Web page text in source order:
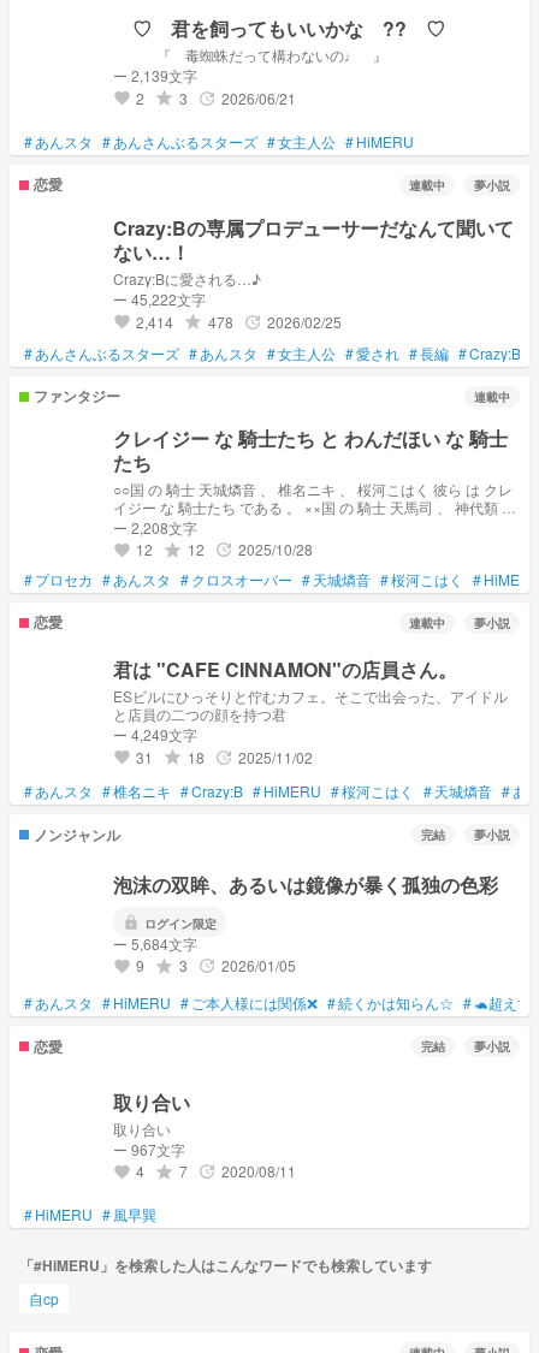
♡ 君を飼ってもいいかな ?? ♡
『 毒蜘蛛だって構わないの♩ 』
ー 2,139文字
favorite 2 grade 3 update 2026/06/21
#あんスタ #あんさんぶるスターズ #女主人公 #HiMERU
恋愛 連載中 夢小説
Crazy:Bの専属プロデューサーだなんて聞いて
ない…！
Crazy:Bに愛される…♪
ー 45,222文字
favorite 2,414 grade 478 update 2026/02/25
#あんさんぶるスターズ #あんスタ #女主人公 #愛され #長編 #Crazy:B
ファンタジー 連載中
クレイジー な 騎士たち と わんだほい な 騎士
たち
○○国 の 騎士 天城燐音 、 椎名ニキ 、 桜河こはく 彼ら は クレ
イジー な 騎士たち である 。 ××国 の 騎士 天馬司 、 神代類 、
鳳えむ 、 草薙寧々 、 HiMERU 、 彼ら は クレイジー とは 違
う 、 奇抜 な 騎士たち である 。 この 2つ の 騎士団 が いま
交わる ─── ※ 騎士パロ 初めてなので 暖かい 目 で みてくだ
さい ※ 相互フォロー の 「 チョコ 」様 から 頂いた クロスオ
ーバー の リクエスト です！
ー 2,208文字
favorite 12 grade 12 update 2025/10/28
#プロセカ #あんスタ #クロスオーバー #天城燐音 #桜河こはく #
恋愛 連載中 夢小説
君は "CAFE CINNAMON"の店員さん。
ESビルにひっそりと佇むカフェ。そこで出会った、アイドル
と店員の二つの顔を持つ君
ー 4,249文字
favorite 31 grade 18 update 2025/11/02
#あんスタ #椎名ニキ #Crazy:B #HiMERU #桜河こはく #天城燐音 #あ
ノンジャンル 完結 夢小説
泡沫の双眸、あるいは鏡像が暴く孤独の色彩
lock ログイン限定
ー 5,684文字
favorite 9 grade 3 update 2026/01/05
#あんスタ #HiMERU # ご本人様には関係❌ #続くかは知らん☆ #🐢超えて
恋愛 完結 夢小説
取り合い
取り合い
ー 967文字
favorite 4 grade 7 update 2020/08/11
#HiMERU #風早巽
「#HiMERU」を検索した人はこんなワードでも検索しています
自cp